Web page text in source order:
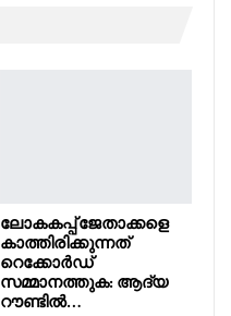
ലോകകപ്പ് ജേതാക്കളെ
കാത്തിരിക്കുന്നത്
റെക്കോർഡ്
സമ്മാനത്തുക: ആദ്യ
റൗണ്ടിൽ…